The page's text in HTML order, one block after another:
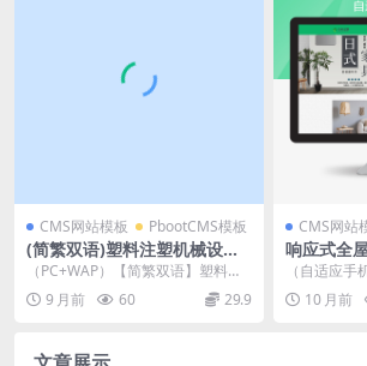
CMS网站模板 PbootCMS模板
(简繁双语)塑料注塑机械设备
类pbootcms企业网站模板源
码下载
（PC+WAP）【简繁双语】塑料注
塑机械设备类pbootcms企业网站模
板 pb...
9 月前 60 29.9
CMS网站
响应式全
站
机端）绿
（自适应
定制家居类
色装修公司
10 月前